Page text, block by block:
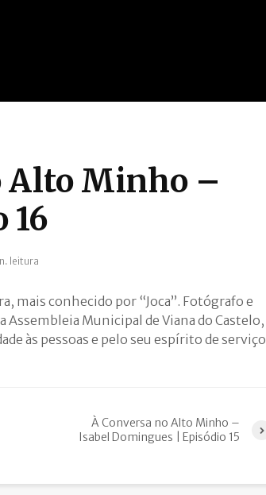
Alto Minho –
16
leitura
mais conhecido por “Joca”. Fotógrafo e
Municipal de Viana do Castelo,
às pessoas e pelo seu espírito de serviço
À Conversa no Alto Minho –
Isabel Domingues | Episódio 15